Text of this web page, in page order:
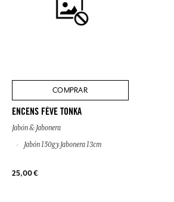
COMPRAR
ENCENS FÈVE TONKA
Jabón & Jabonera
Jabón 150g y Jabonera 13cm
25,00 €